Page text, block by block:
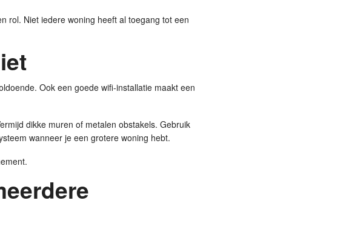
rol. Niet iedere woning heeft al toegang tot een
Ook een goede wifi-installatie maakt een
dikke muren of metalen obstakels. Gebruik
wanneer je een grotere woning hebt.